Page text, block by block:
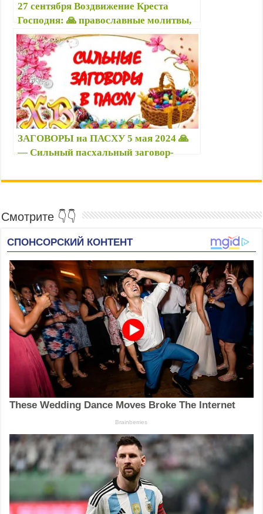
27 сентября Воздвижение Креста
Господня: 🙏 православные молитвы,
народные приметы, что нельзя и
можно делать, именины
ЗАГОВОРЫ на ПАСХУ 5 мая 2024 🙏
— Сильный пасхальный заговор-
УДАЧУ; приметы — Как читать
Смотрите 👇👇